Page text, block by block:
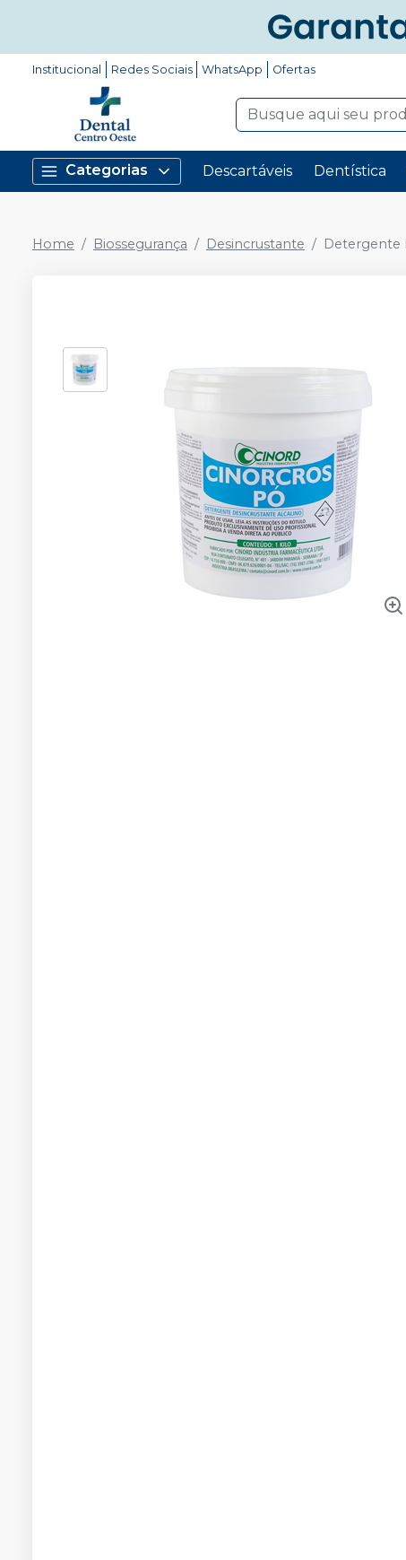
Institucional Redes Sociais WhatsApp Ofertas
Categorias Descartáveis Dentística
Home Biossegurança Desincrustante Detergente